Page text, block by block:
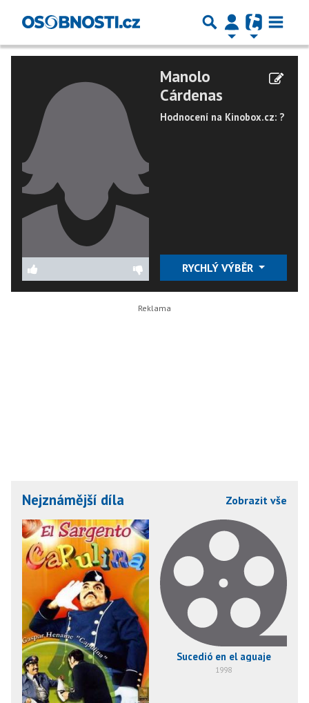
Manolo
Cárdenas
Hodnocení na Kinobox.cz: ?
RYCHLÝ VÝBĚR
Nejznámější díla Zobrazit vše
Sucedió en el aguaje
1998